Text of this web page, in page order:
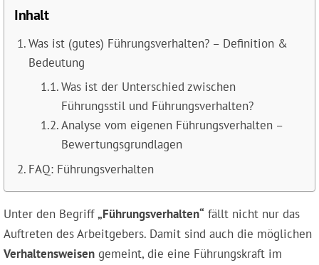
Inhalt
Was ist (gutes) Führungsverhalten? – Definition &
Bedeutung
Was ist der Unterschied zwischen
Führungsstil und Führungsverhalten?
Analyse vom eigenen Führungsverhalten –
Bewertungsgrundlagen
FAQ: Führungsverhalten
Unter den Begriff„Führungsverhalten“ fällt nicht nur das
Auftreten des Arbeitgebers. Damit sind auch die möglichen
Verhaltensweisen gemeint, die eine Führungskraft im